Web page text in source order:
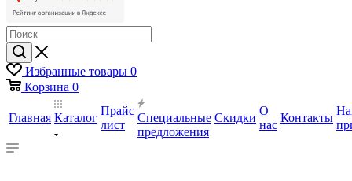
Избранные товары 0
Корзина 0
Главная Каталог
Прайс
лист
Специальные
предложения
Скидки
О
нас
Контакты